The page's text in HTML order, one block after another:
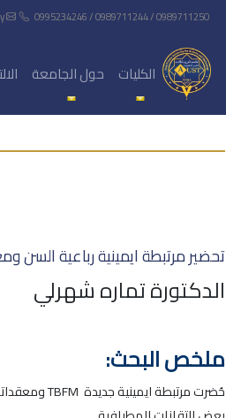
0995234246 / 0989711244 / 0989711250
الكليات حول الجامعة
تحضير مرتبطة ايمينية رباعية السن
الدكتورة تماره شهرلي
ملخص البحث: